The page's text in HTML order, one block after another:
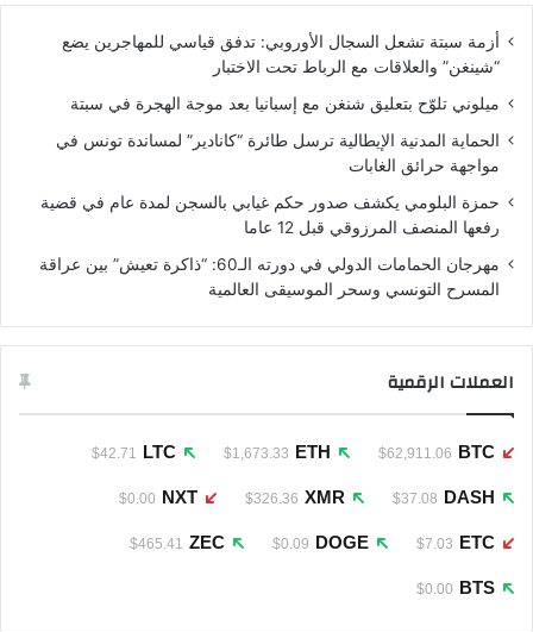
أزمة سبتة تشعل السجال الأوروبي: تدفق قياسي للمهاجرين يضع
“شينغن” والعلاقات مع الرباط تحت الاختبار
ميلوني تلوّح بتعليق شنغن مع إسبانيا بعد موجة الهجرة في سبتة
الحماية المدنية الإيطالية ترسل طائرة “كانادير” لمساندة تونس في
مواجهة حرائق الغابات
حمزة البلومي يكشف صدور حكم غيابي بالسجن لمدة عام في قضية
رفعها المنصف المرزوقي قبل 12 عاما
مهرجان الحمامات الدولي في دورته الـ60: “ذاكرة تعيش” بين عراقة
المسرح التونسي وسحر الموسيقى العالمية
العملات الرقمية
BTC
$62,911.06
ETH
$1,673.33
LTC
$42.71
DASH
$37.08
XMR
$326.36
NXT
$0.00
ETC
$7.03
DOGE
$0.09
ZEC
$465.41
BTS
$0.00